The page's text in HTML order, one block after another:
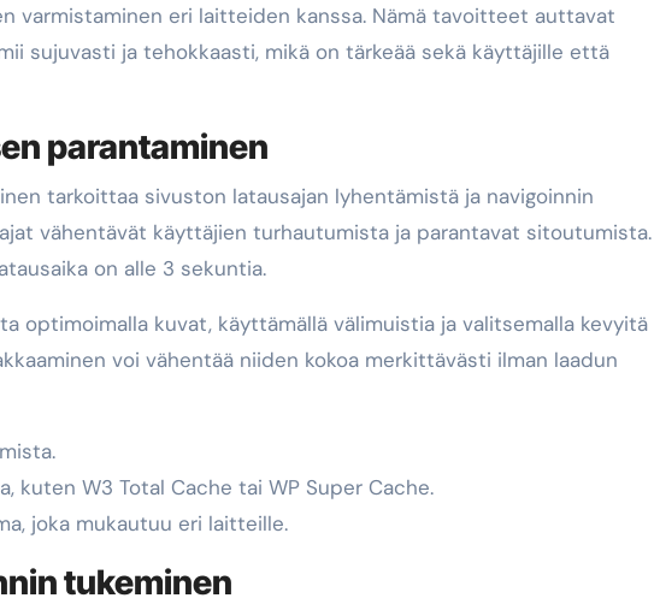
varmistaminen eri laitteiden kanssa. Nämä tavoitteet auttavat
sujuvasti ja tehokkaasti, mikä on tärkeää sekä käyttäjille että
parantaminen
tarkoittaa sivuston latausajan lyhentämistä ja navigoinnin
vähentävät käyttäjien turhautumista ja parantavat sitoutumista.
on alle 3 sekuntia.
optimoimalla kuvat, käyttämällä välimuistia ja valitsemalla kevyitä
voi vähentää niiden kokoa merkittävästi ilman laadun
kuten W3 Total Cache tai WP Super Cache.
joka mukautuu eri laitteille.
tukeminen